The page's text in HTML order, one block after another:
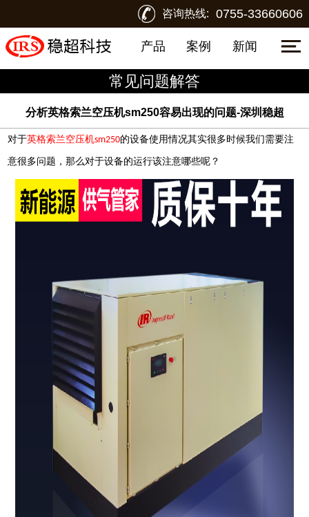
咨询热线: 0755-33660606
产品 案例 新闻
常见问题解答
分析英格索兰空压机sm250容易出现的问题-深圳稳超
对于英格索兰空压机sm250的设备使用情况其实很多时候我们需要注
意很多问题，那么对于设备的运行该注意哪些呢？